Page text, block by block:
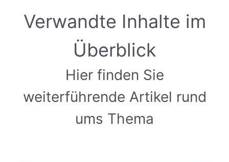
Verwandte Inhalte im
Überblick
Hier finden Sie
weiterführende Artikel rund
ums Thema